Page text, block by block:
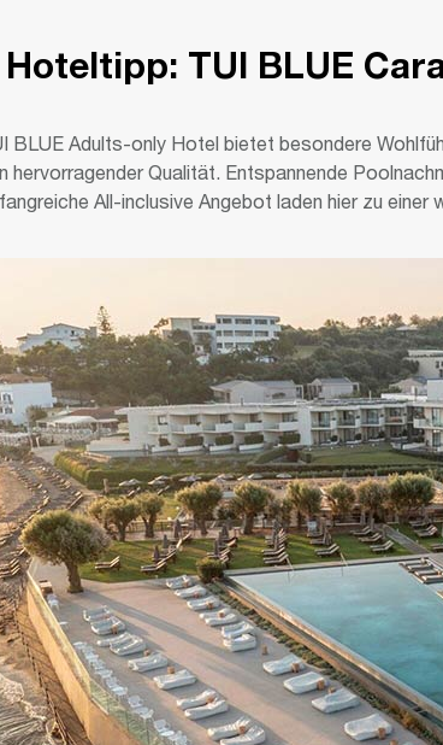
Hoteltipp: TUI BLUE
BLUE Adults-only Hotel bietet besondere
hervorragender Qualität. Entspannende
All-inclusive Angebot laden hier zu einer